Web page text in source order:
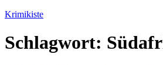
Zum
springen
Krimikiste
Schlagwort: